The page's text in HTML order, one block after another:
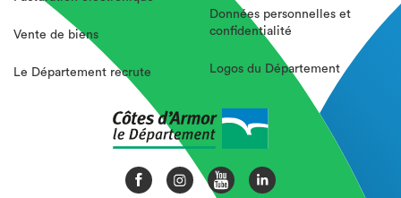
Vente de biens
Le Département recrute
Données personnelles et
confidentialité
Logos du Département